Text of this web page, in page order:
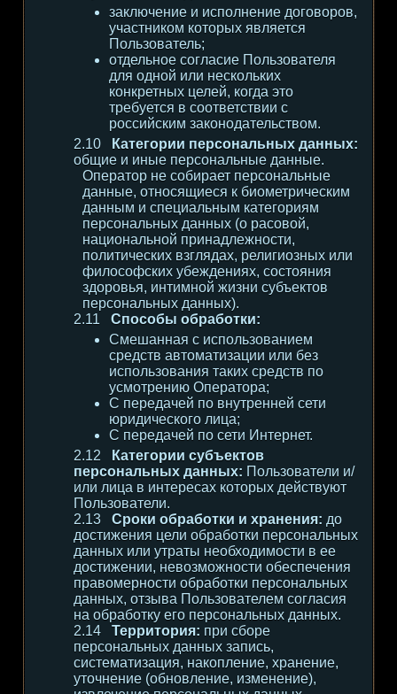
заключение и исполнение договоров,
участником которых является
Пользователь;
отдельное согласие Пользователя
для одной или нескольких
конкретных целей, когда это
требуется в соответствии с
российским законодательством.
Категории персональных данных:
общие и иные персональные данные.
Оператор не собирает персональные
данные, относящиеся к биометрическим
данным и специальным категориям
персональных данных (о расовой,
национальной принадлежности,
политических взглядах, религиозных или
философских убеждениях, состояния
здоровья, интимной жизни субъектов
персональных данных).
Способы обработки:
Смешанная с использованием
средств автоматизации или без
использования таких средств по
усмотрению Оператора;
С передачей по внутренней сети
юридического лица;
С передачей по сети Интернет.
Категории субъектов
персональных данных: Пользователи и/
или лица в интересах которых действуют
Пользователи.
Сроки обработки и хранения: до
достижения цели обработки персональных
данных или утраты необходимости в ее
достижении, невозможности обеспечения
правомерности обработки персональных
данных, отзыва Пользователем согласия
на обработку его персональных данных.
Территория: при сборе
персональных данных запись,
систематизация, накопление, хранение,
уточнение (обновление, изменение),